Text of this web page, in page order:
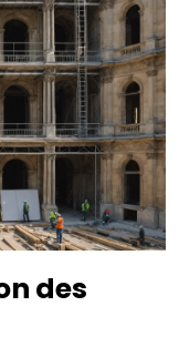
des